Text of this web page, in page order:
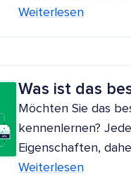
Weiterlesen
Was ist das
Möchten Sie das
kennenlernen?
Eigenschaften,
Weiterlesen